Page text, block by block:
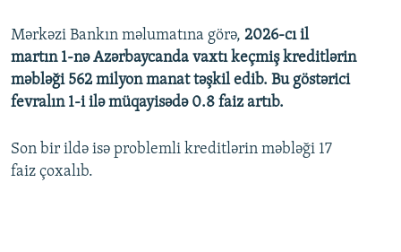
Mərkəzi Bankın məlumatına görə, 2026-cı il
martın 1-nə Azərbaycanda vaxtı keçmiş kreditlərin
məbləği 562 milyon manat təşkil edib. Bu göstərici
fevralın 1-i ilə müqayisədə 0.8 faiz artıb.
Son bir ildə isə problemli kreditlərin məbləği 17
faiz çoxalıb.